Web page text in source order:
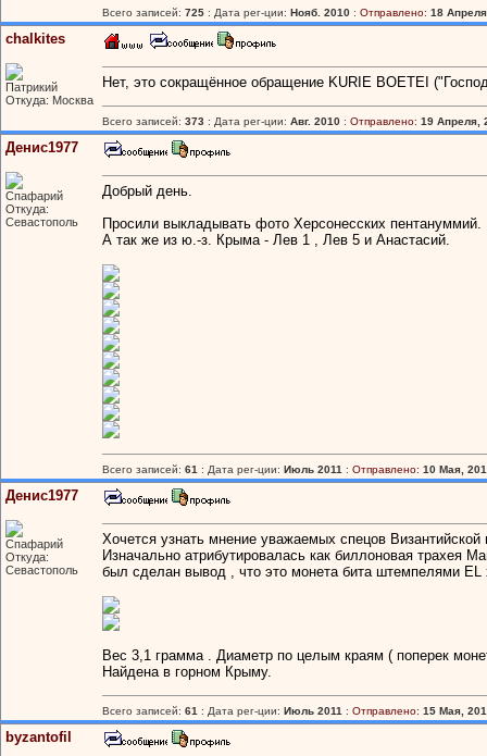
Всего записей: 725 : Дата рег-ции: Нояб. 2010 : Отправлено: 18
chalkites
Патрикий
Откуда: Москва
Нет, это сокращённое обращение KURIE BOETEI
Всего записей: 373 : Дата рег-ции: Авг. 2010 : Отправлено: 19 Апреля,
Денис1977
Спафарий
Откуда:
Севастополь
Добрый день.
Просили выкладывать фото Херсонесских
А так же из ю.-з. Крыма - Лев 1 , Лев 5 и Анастасий.
Всего записей: 61 : Дата рег-ции: Июль 2011 : Отправлено: 10 Мая,
Денис1977
Спафарий
Откуда:
Севастополь
Хочется узнать мнение уважаемых спецов
Изначально атрибутировалась как биллоновая трахея
был сделан вывод , что это монета бита штемпелями EL
Вес 3,1 грамма . Диаметр по целым краям ( поперек
Найдена в горном Крыму.
Всего записей: 61 : Дата рег-ции: Июль 2011 : Отправлено: 15 Мая,
byzantofil